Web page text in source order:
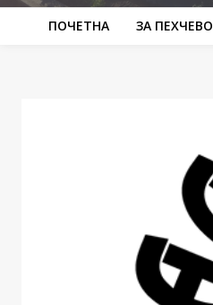
ПОЧЕТНА ЗА ПЕХЧЕВО